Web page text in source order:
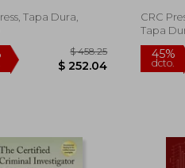
Tapa Dura,
CRC
Tapa